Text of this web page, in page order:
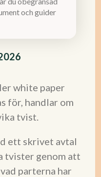
white paper
för, handlar om
tvist.
ett skrivet avtal
tvister genom att
parterna har
och guider